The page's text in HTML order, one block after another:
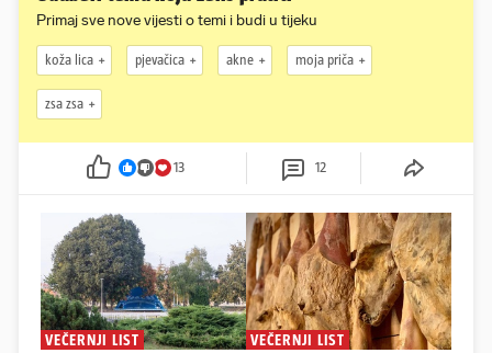
Primaj sve nove vijesti o temi i budi u tijeku
koža lica pjevačica akne moja priča
zsa zsa
13 12